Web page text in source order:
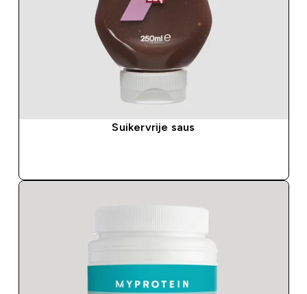
Suikervrije saus